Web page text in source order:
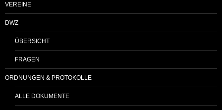
VEREINE
DWZ
ÜBERSICHT
FRAGEN
ORDNUNGEN & PROTOKOLLE
ALLE DOKUMENTE